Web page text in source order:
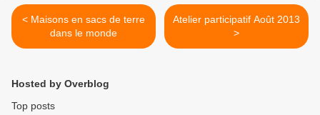
< Maisons en sacs de terre
dans le monde
Atelier participatif Août 2013
>
Hosted by Overblog
Top posts